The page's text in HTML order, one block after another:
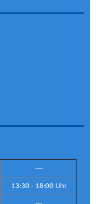
---
13:30 - 18:00 Uhr